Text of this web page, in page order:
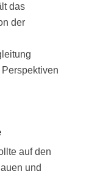
das
der
auf den
und